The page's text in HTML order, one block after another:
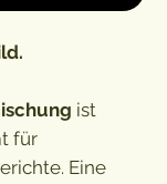
ist
für
Eine